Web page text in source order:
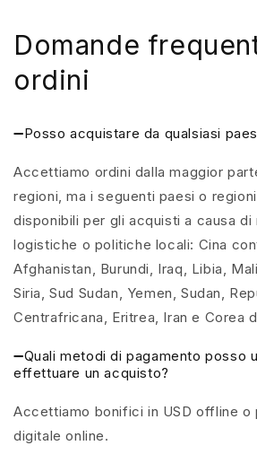
Domande
ordini
➖Posso acquistare da qualsiasi
Accettiamo ordini dalla maggior
regioni, ma i seguenti paesi o
disponibili per gli acquisti a causa di
logistiche o politiche locali: Cina
Afghanistan, Burundi, Iraq, Libia,
Siria, Sud Sudan, Yemen, Sudan,
Centrafricana, Eritrea, Iran e Corea
➖Quali metodi di pagamento posso
effettuare un acquisto?
Accettiamo bonifici in USD offline o
digitale online.